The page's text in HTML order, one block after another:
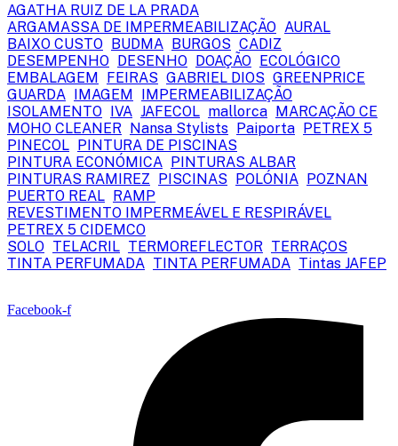
AGATHA RUIZ DE LA PRADA
ARGAMASSA DE IMPERMEABILIZAÇÃO AURAL
BAIXO CUSTO BUDMA BURGOS CADIZ
DESEMPENHO DESENHO DOAÇÃO ECOLÓGICO
EMBALAGEM FEIRAS GABRIEL DIOS GREENPRICE
GUARDA IMAGEM IMPERMEABILIZAÇÃO
ISOLAMENTO IVA JAFECOL mallorca MARCAÇÃO CE
MOHO CLEANER Nansa Stylists Paiporta PETREX 5
PINECOL PINTURA DE PISCINAS
PINTURA ECONÓMICA PINTURAS ALBAR
PINTURAS RAMIREZ PISCINAS POLÓNIA POZNAN
PUERTO REAL RAMP
REVESTIMENTO IMPERMEÁVEL E RESPIRÁVEL
PETREX 5 CIDEMCO
SOLO TELACRIL TERMOREFLECTOR TERRAÇOS
TINTA PERFUMADA TINTA PERFUMADA Tintas JAFEP
Facebook-f